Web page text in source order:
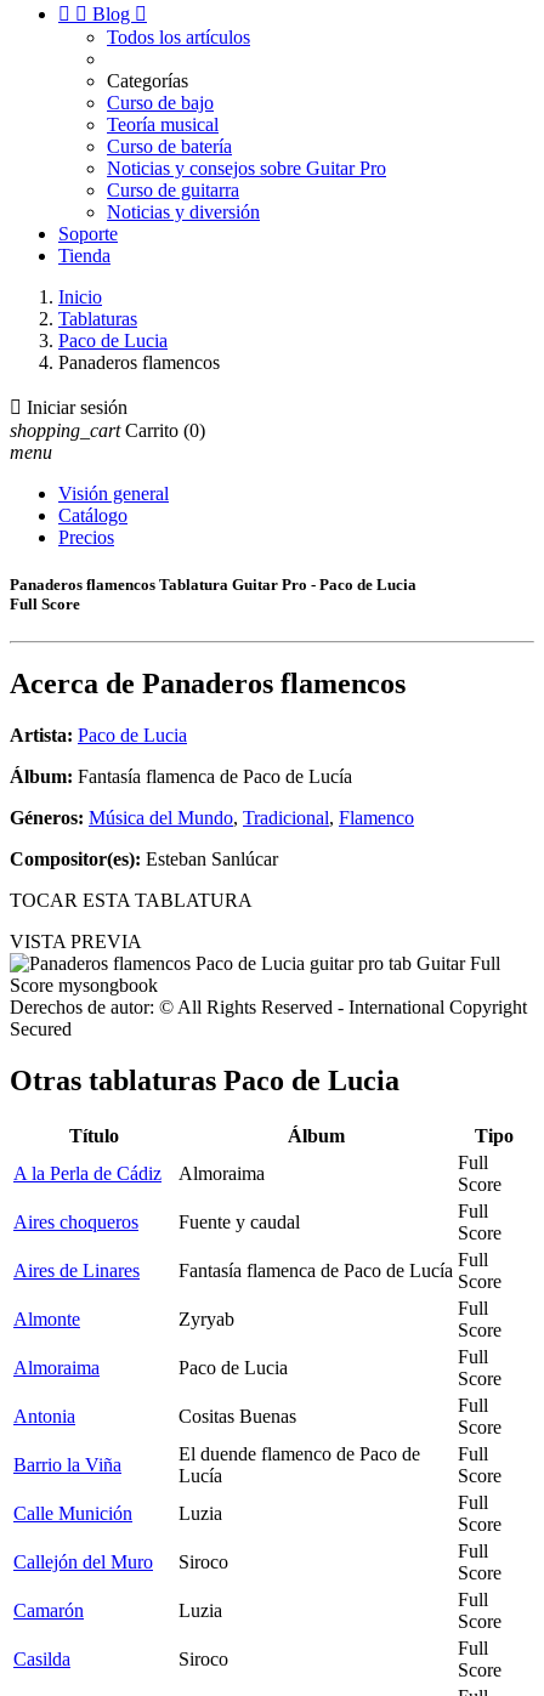
  Blog 
Todos los artículos
Categorías
Curso de bajo
Teoría musical
Curso de batería
Noticias y consejos sobre Guitar Pro
Curso de guitarra
Noticias y diversión
Soporte
Tienda
Inicio
Tablaturas
Paco de Lucia
Panaderos flamencos
 Iniciar sesión
shopping_cart Carrito (0)
menu
Visión general
Catálogo
Precios
Panaderos flamencos Tablatura Guitar Pro - Paco de Lucia
Full Score
Acerca de Panaderos flamencos
Artista: Paco de Lucia
Álbum: Fantasía flamenca de Paco de Lucía
Géneros: Música del Mundo, Tradicional, Flamenco
Compositor(es): Esteban Sanlúcar
TOCAR ESTA TABLATURA
VISTA PREVIA
Derechos de autor: © All Rights Reserved - International Copyright
Secured
Otras tablaturas Paco de Lucia
Título Álbum
Tipo
A la Perla de Cádiz
Almoraima
Full
Score
Aires choqueros
Fuente y caudal
Full
Score
Aires de Linares
Fantasía flamenca de Paco de Lucía
Full
Score
Almonte
Zyryab
Full
Score
Almoraima
Paco de Lucia
Full
Score
Antonia
Cositas Buenas
Full
Score
Barrio la Viña
El duende flamenco de Paco de
Lucía
Full
Score
Calle Munición
Luzia
Full
Score
Callejón del Muro
Siroco
Full
Score
Camarón
Luzia
Full
Score
Casilda
Siroco
Full
Score